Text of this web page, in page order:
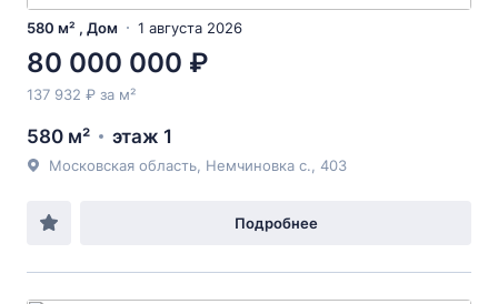
580 м² , Дом 1 августа 2026
80 000 000 ₽
137 932 ₽ за м²
580 м² этаж 1
Московская область, Немчиновка с., 403
Подробнее